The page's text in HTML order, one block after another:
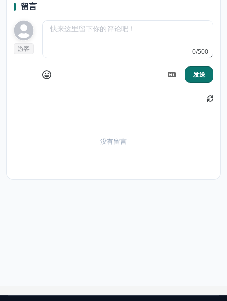
留言
游客 0/500
发送
没有留言